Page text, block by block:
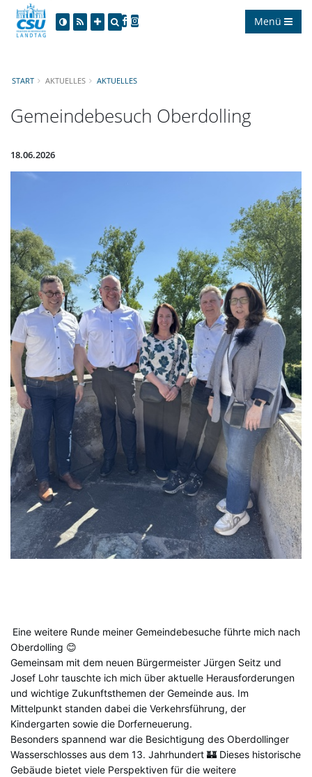
Menü
START AKTUELLES AKTUELLES
Gemeindebesuch Oberdolling
18.06.2026
Eine weitere Runde meiner Gemeindebesuche führte mich nach
Oberdolling 😊
Gemeinsam mit dem neuen Bürgermeister Jürgen Seitz und
Josef Lohr tauschte ich mich über aktuelle Herausforderungen
und wichtige Zukunftsthemen der Gemeinde aus. Im
Mittelpunkt standen dabei die Verkehrsführung, der
Kindergarten sowie die Dorferneuerung.
Besonders spannend war die Besichtigung des Oberdollinger
Wasserschlosses aus dem 13. Jahrhundert 🏰 Dieses historische
Gebäude bietet viele Perspektiven für die weitere